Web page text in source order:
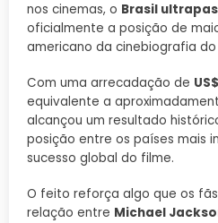
nos cinemas, o Brasil
oficialmente a posição de
americano da cinebiografia do
Com uma arrecadação de
equivalente a
alcançou um resultado
posição entre os países mais
sucesso global do filme.
O feito reforça algo que os
relação entre Michael